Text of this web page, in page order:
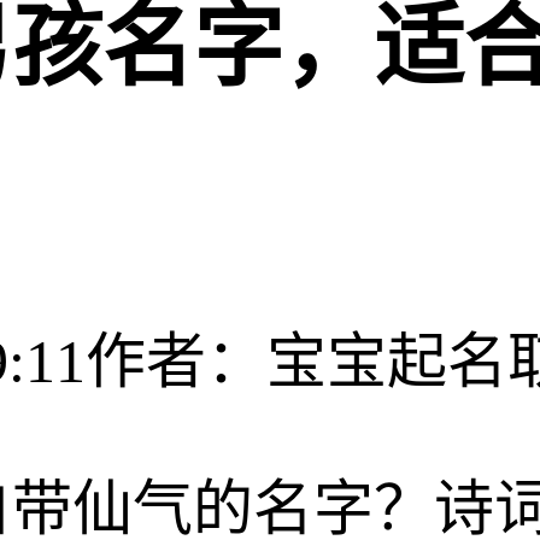
名字，适
作者：宝宝起名
仙气的名字？诗